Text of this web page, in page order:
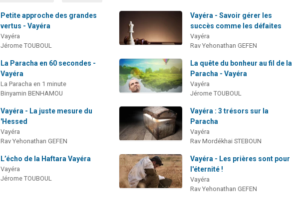
Petite approche des grandes
vertus - Vayéra
Vayéra
Jérome TOUBOUL
Vayéra - Savoir gérer les
succès comme les défaites
Vayéra
Rav Yehonathan GEFEN
La Paracha en 60 secondes -
Vayéra
La Paracha en 1 minute
Binyamin BENHAMOU
La quête du bonheur au fil de la
Paracha - Vayéra
Vayéra
Jérome TOUBOUL
Vayéra - La juste mesure du
'Hessed
Vayéra
Rav Yehonathan GEFEN
Vayéra : 3 trésors sur la
Paracha
Vayéra
Rav Mordékhai STEBOUN
L’écho de la Haftara Vayéra
Vayéra
Jérome TOUBOUL
Vayéra - Les prières sont pour
l'éternité !
Vayéra
Rav Yehonathan GEFEN